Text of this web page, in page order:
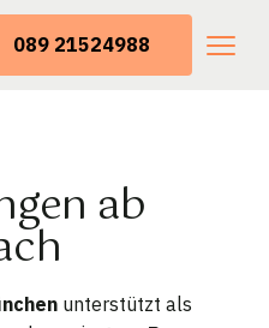
089 21524988
ab
unterstützt als